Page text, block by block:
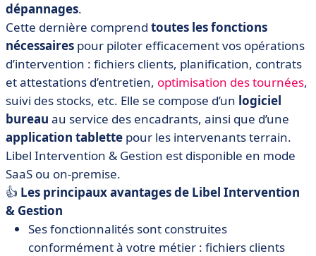
dépannages.
Cette dernière comprend toutes les fonctions
nécessaires pour piloter efficacement vos opérations
d’intervention : fichiers clients, planification, contrats
et attestations d’entretien, optimisation des tournées,
suivi des stocks, etc. Elle se compose d’un logiciel
bureau au service des encadrants, ainsi que d’une
application tablette pour les intervenants terrain.
Libel Intervention & Gestion est disponible en mode
SaaS ou on-premise.
👍 Les principaux avantages de Libel Intervention
& Gestion
Ses fonctionnalités sont construites
conformément à votre métier : fichiers clients